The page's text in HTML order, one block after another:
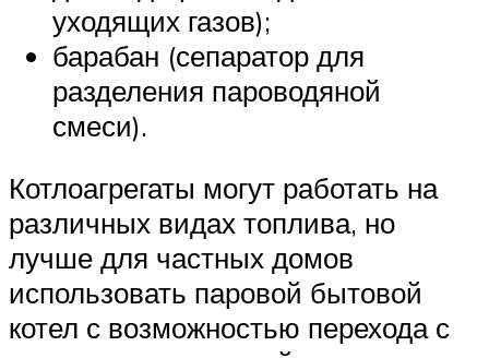
уходящих газов);
барабан (сепаратор для
разделения пароводяной
смеси).
Котлоагрегаты могут работать на
различных видах топлива, но
лучше для частных домов
использовать паровой бытовой
котел с возможностью перехода с